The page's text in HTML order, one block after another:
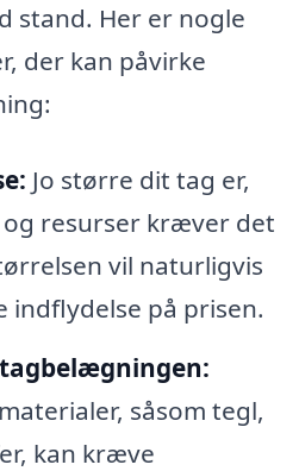
stand. Her er nogle
der kan påvirke
Jo større dit tag er,
resurser kræver det
vil naturligvis
indflydelse på prisen.
såsom tegl,
kan kræve